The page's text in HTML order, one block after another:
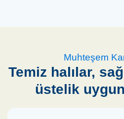
Muhteşem
Temiz halılar,
üstelik